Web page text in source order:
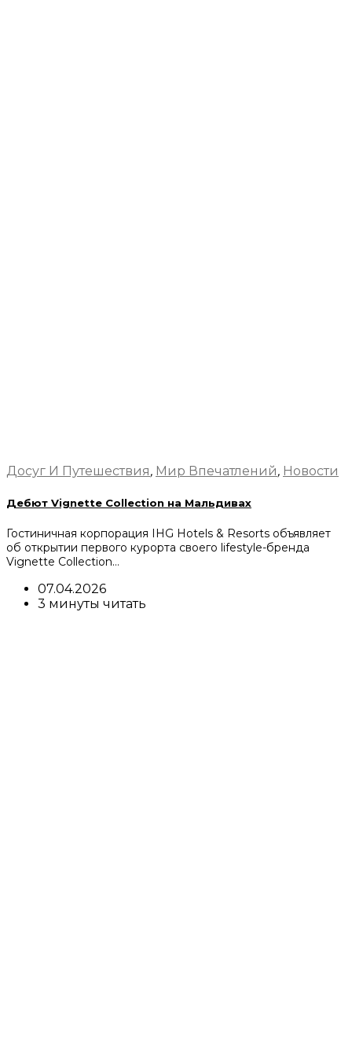
Досуг И Путешествия, Мир Впечатлений, Новости
Дебют Vignette Collection на Мальдивах
Гостиничная корпорация IHG Hotels & Resorts объявляет
об открытии первого курорта своего lifestyle-бренда
Vignette Collection…
07.04.2026
3 минуты читать